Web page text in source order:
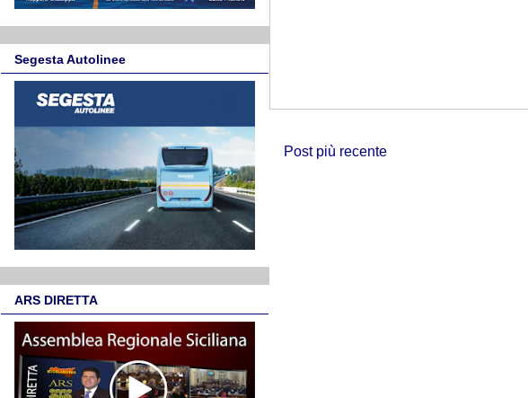
Post più recente
Segesta Autolinee
ARS DIRETTA